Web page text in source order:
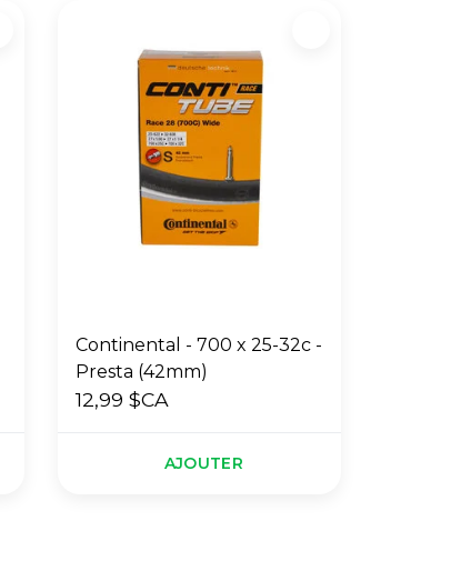
Continental - 700 x 25-32c -
Presta (42mm)
12,99 $CA
AJOUTER